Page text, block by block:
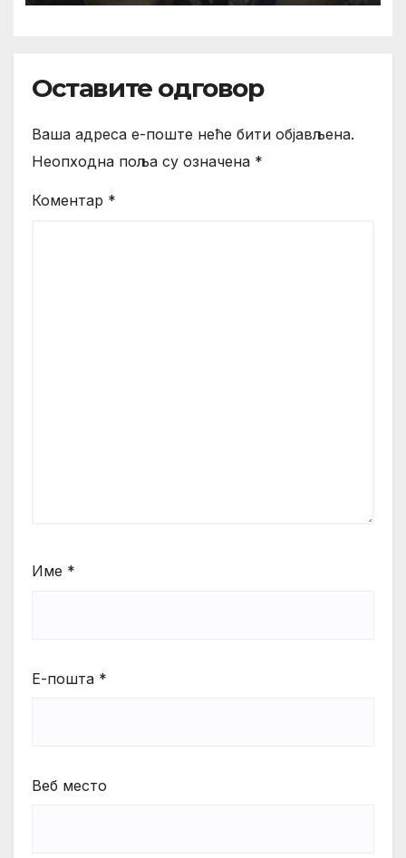
Оставите одговор
Ваша адреса е-поште неће бити објављена.
Неопходна поља су означена *
Коментар *
Име *
Е-пошта *
Веб место